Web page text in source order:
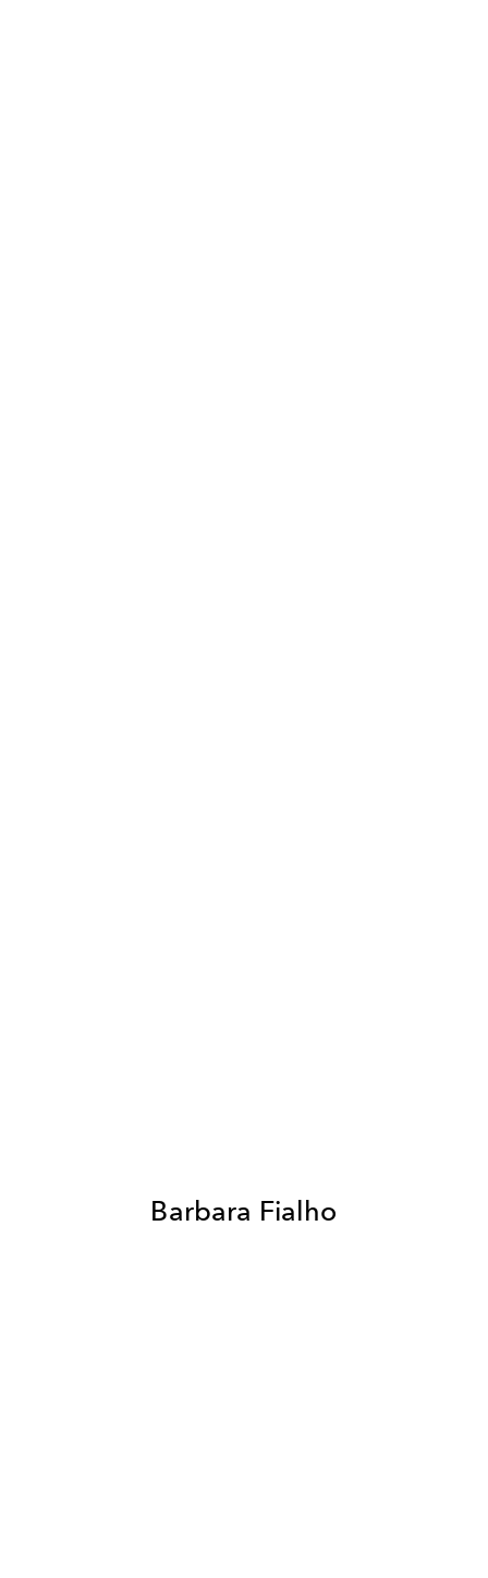
Barbara Fialho